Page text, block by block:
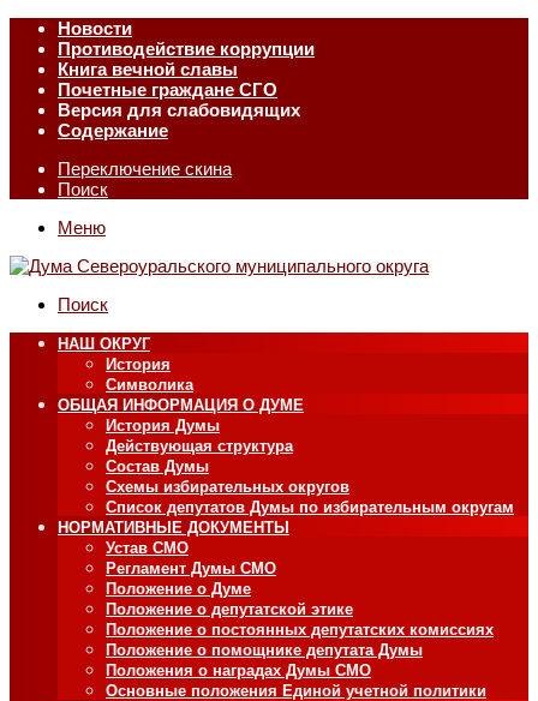
Новости
Противодействие коррупции
Книга вечной славы
Почетные граждане СГО
Версия для слабовидящих
Содержание
Переключение скина
Поиск
Меню
Поиск
НАШ ОКРУГ
История
Символика
ОБЩАЯ ИНФОРМАЦИЯ О ДУМЕ
История Думы
Действующая структура
Состав Думы
Схемы избирательных округов
Список депутатов Думы по избирательным округам
НОРМАТИВНЫЕ ДОКУМЕНТЫ
Устав СМО
Регламент Думы СМО
Положение о Думе
Положение о депутатской этике
Положение о постоянных депутатских комиссиях
Положение о помощнике депутата Думы
Положения о наградах Думы СМО
Основные положения Единой учетной политики